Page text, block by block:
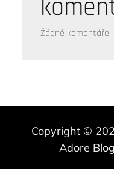
Žádné komentáře.
Copyright ©
Adore